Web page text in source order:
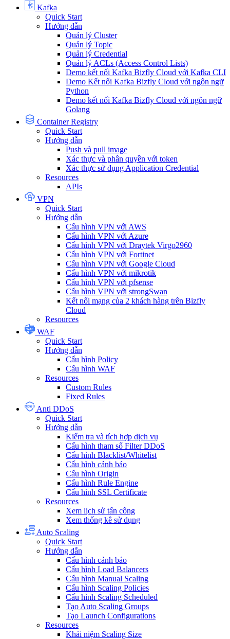
Kafka
Quick Start
Hướng dẫn
Quản lý Cluster
Quản lý Topic
Quản lý Credential
Quản lý ACLs (Access Control Lists)
Demo kết nối Kafka Bizfly Cloud với Kafka CLI
Demo Kết nối Kafka Bizfly Cloud với ngôn ngữ
Python
Demo kết nối Kafka Bizfly Cloud với ngôn ngữ
Golang
Container Registry
Quick Start
Hướng dẫn
Push và pull image
Xác thực và phân quyền với token
Xác thực sử dụng Application Credential
Resources
APIs
VPN
Quick Start
Hướng dẫn
Cấu hình VPN với AWS
Cấu hình VPN với Azure
Cấu hình VPN với Draytek Virgo2960
Cấu hình VPN với Fortinet
Cấu hình VPN với Google Cloud
Cấu hình VPN với mikrotik
Cấu hình VPN với pfsense
Cấu hình VPN với strongSwan
Kết nối mạng của 2 khách hàng trên Bizfly
Cloud
Resources
WAF
Quick Start
Hướng dẫn
Cấu hình Policy
Cấu hình WAF
Resources
Custom Rules
Fixed Rules
Anti DDoS
Quick Start
Hướng dẫn
Kiểm tra và tích hợp dịch vụ
Cấu hình tham số Filter DDoS
Cấu hình Blacklist/Whitelist
Cấu hình cảnh báo
Cấu hình Origin
Cấu hình Rule Engine
Cấu hình SSL Certificate
Resources
Xem lịch sử tấn công
Xem thống kê sử dụng
Auto Scaling
Quick Start
Hướng dẫn
Cấu hình cảnh báo
Cấu hình Load Balancers
Cấu hình Manual Scaling
Cấu hình Scaling Policies
Cấu hình Scaling Scheduled
Tạo Auto Scaling Groups
Tạo Launch Configurations
Resources
Khái niệm Scaling Size